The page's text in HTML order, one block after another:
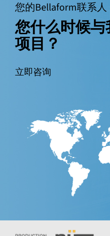
您的Bellaform联系人
您什么时候
项目？
立即咨询